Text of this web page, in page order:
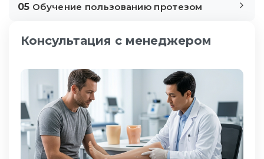
05 Обучение пользованию протезом
Консультация с менеджером